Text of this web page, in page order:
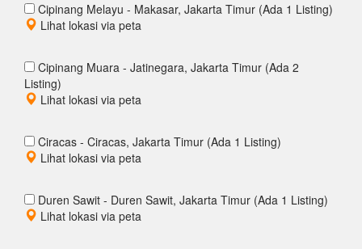
Cipinang Melayu - Makasar, Jakarta Timur (Ada 1 Listing)
Lihat lokasi via peta
Cipinang Muara - Jatinegara, Jakarta Timur (Ada 2
Listing)
Lihat lokasi via peta
Ciracas - Ciracas, Jakarta Timur (Ada 1 Listing)
Lihat lokasi via peta
Duren Sawit - Duren Sawit, Jakarta Timur (Ada 1 Listing)
Lihat lokasi via peta